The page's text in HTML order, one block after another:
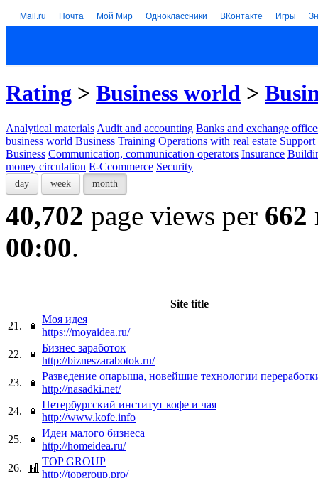
Mail.ru Почта Мой Мир Одноклассники ВКонтакте Игры
Rating > Business world >
Analytical materials Audit and accounting Banks and exchange
business world Business Training Operations with real estate Support
Business Communication, communication operators Insurance
money circulation E-Ccommerce Security
day week month
40,702 page views per 662
00:00.
Site title
21.
Моя идея
https://moyaidea.ru/
22.
Бизнес заработок
http://bizneszarabotok.ru/
23.
Разведение опарыша, новейшие технологии
http://nasadki.net/
24.
Петербургский институт кофе и чая
http://www.kofe.info
25.
Идеи малого бизнеса
http://homeidea.ru/
26.
TOP GROUP
http://topgroup.pro/